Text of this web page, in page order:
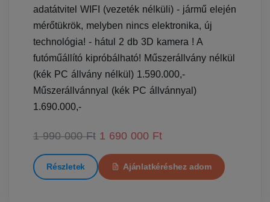
adatátvitel WIFI (vezeték nélküli) - jármű elején
mérőtükrök, melyben nincs elektronika, új
technológia! - hátul 2 db 3D kamera ! A
futóműállító kipróbálható! Műszerállvány nélkül
(kék PC állvány nélkül) 1.590.000,-
Műszerállvánnyal (kék PC állvánnyal)
1.690.000,-
1 990 000 Ft 1 690 000 Ft
Részletek Ajánlatkéréshez adom